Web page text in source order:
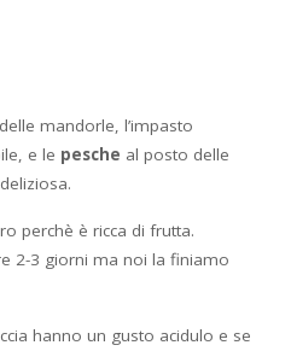
mandorle, l’impasto
e le pesche al posto delle
perchè è ricca di frutta.
2-3 giorni ma noi la finiamo
hanno un gusto acidulo e se